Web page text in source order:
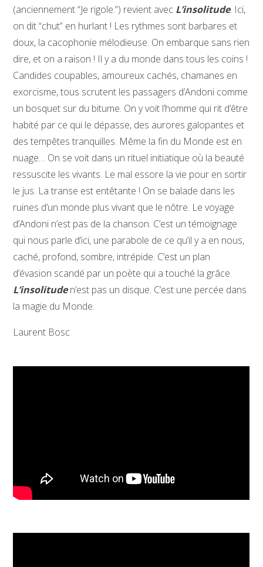
(anciennement “Je rigole.”) revient avec L’insolitude. Ici,
on dit “chut” en hurlant ! Les rythmes sont barbares et
doux, la cacophonie mélodieuse. On embarque sans rien
dire, et on a raison ! Il y a du monde dans tous les coins !
Candides coupables, amoureux cachés, chamanes en
exorcisme, tous scrutent les passagers d’Andoni comme
un bosquet sur du bitume. On y voit l’homme qui rit d’être
habité par ce qui le dépasse, des aurores galopantes et
des tempêtes tranquilles. Même la fin du Monde est en
nuage… On se voit dans un rituel initiatique où la beauté
ressuscite les vivants. Le mal essore la vie pour en sortir
le jus. La transe est entêtante ! On se balade dans les
ruines d’un monde plus vivant que le nôtre. Le voyage
d’Andoni n’est pas de la chanson. C’est un témoignage
qui nous parle d’ici, une parabole de ce qu’il y a en nous,
caché, profond, sombre, intrépide. C’est un plan
d’évasion scandé par un poète qui a touché la grâce.
L’insolituden’est pas un disque. C’est une percée dans
la magie du Monde.
Laurent Bosc